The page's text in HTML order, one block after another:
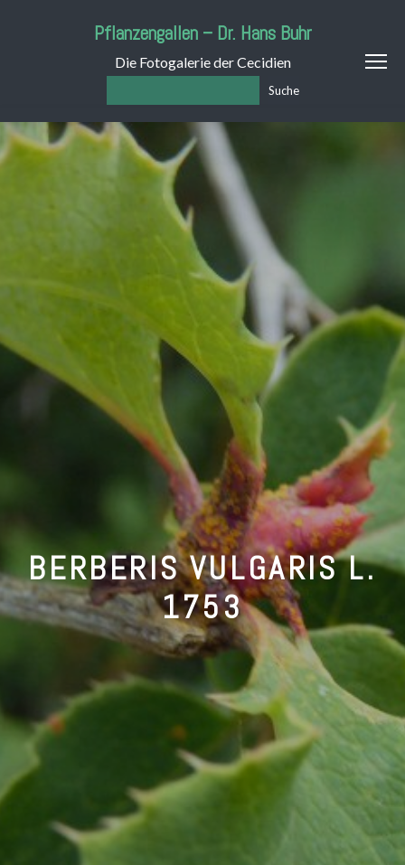
Pflanzengallen – Dr. Hans Buhr
Die Fotogalerie der Cecidien
Suche
BERBERIS VULGARIS L.
1753